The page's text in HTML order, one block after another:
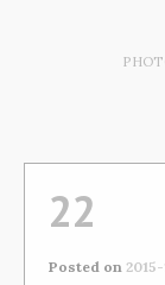
22
Posted on 2015-